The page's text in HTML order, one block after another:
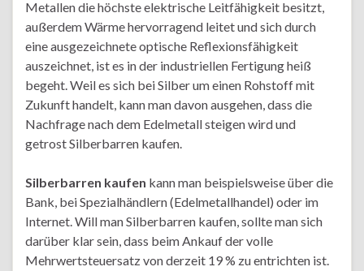
Metallen die höchste elektrische Leitfähigkeit besitzt,
außerdem Wärme hervorragend leitet und sich durch
eine ausgezeichnete optische Reflexionsfähigkeit
auszeichnet, ist es in der industriellen Fertigung heiß
begeht. Weil es sich bei Silber um einen Rohstoff mit
Zukunft handelt, kann man davon ausgehen, dass die
Nachfrage nach dem Edelmetall steigen wird und
getrost Silberbarren kaufen.
Silberbarren kaufen kann man beispielsweise über die
Bank, bei Spezialhändlern (Edelmetallhandel) oder im
Internet. Will man Silberbarren kaufen, sollte man sich
darüber klar sein, dass beim Ankauf der volle
Mehrwertsteuersatz von derzeit 19 % zu entrichten ist.